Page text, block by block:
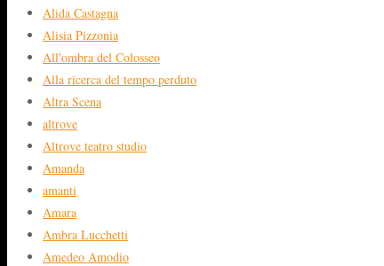
Alida Castagna
Alisia Pizzonia
All'ombra del Colosseo
Alla ricerca del tempo perduto
Altra Scena
altrove
Altrove teatro studio
Amanda
amanti
Amara
Ambra Lucchetti
Amedeo Amodio